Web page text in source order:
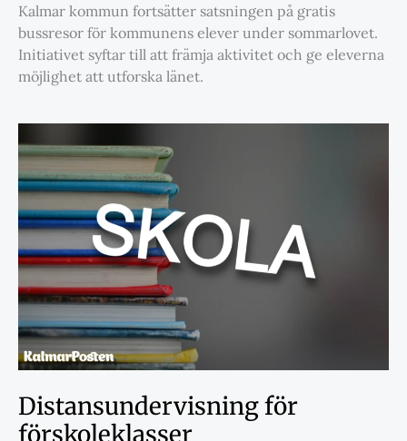
Kalmar kommun fortsätter satsningen på gratis
bussresor för kommunens elever under sommarlovet.
Initiativet syftar till att främja aktivitet och ge eleverna
möjlighet att utforska länet.
Distansundervisning för
förskoleklasser